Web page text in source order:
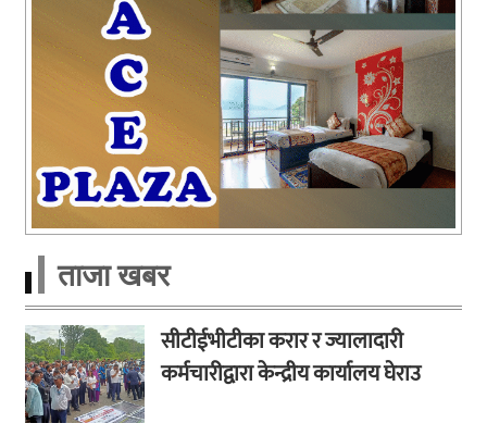
ताजा खबर
सीटीईभीटीका करार र ज्यालादारी
कर्मचारीद्वारा केन्द्रीय कार्यालय घेराउ